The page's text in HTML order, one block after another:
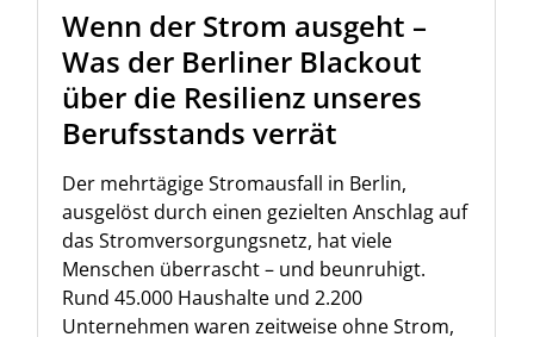
Wenn der Strom ausgeht –
Was der Berliner Blackout
über die Resilienz unseres
Berufsstands verrät
Der mehrtägige Stromausfall in Berlin,
ausgelöst durch einen gezielten Anschlag auf
das Stromversorgungsnetz, hat viele
Menschen überrascht – und beunruhigt.
Rund 45.000 Haushalte und 2.200
Unternehmen waren zeitweise ohne Strom,